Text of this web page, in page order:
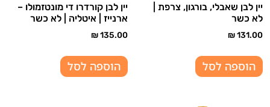
יין לבן שאבלי, בורגון, צרפת |
לא כשר
₪131.00
הוספה לסל
יין לבן קורדרו די מונטזמולו –
ארנייז | איטליה | לא כשר
₪135.00
הוספה לסל